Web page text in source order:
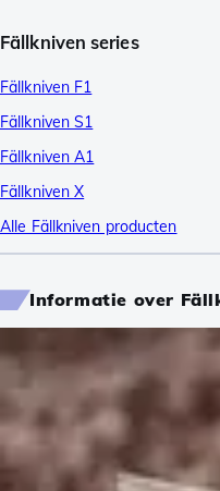
Fällkniven series
Fällkniven F1
Fällkniven S1
Fällkniven A1
Fällkniven X
Alle Fällkniven producten
Informatie over